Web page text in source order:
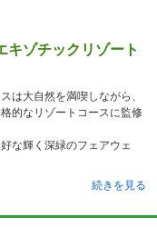
キゾチックリゾート
は大自然を満喫しながら、
的なリゾートコースに監修
な輝く深緑のフェアウェ
続きを見る